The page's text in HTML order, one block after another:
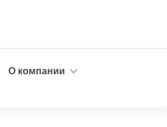
О компании